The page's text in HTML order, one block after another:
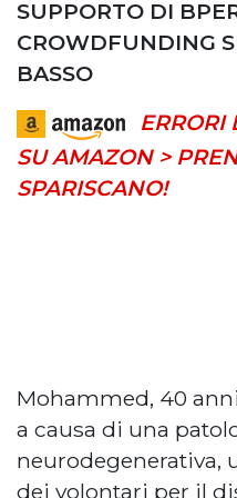
SUPPORTO DI
CROWDFUNDING
BASSO
ERRORI
SU AMAZON >
SPARISCANO!
Mohammed, 40
a causa di una
neurodegenerativa,
dei volontari per il